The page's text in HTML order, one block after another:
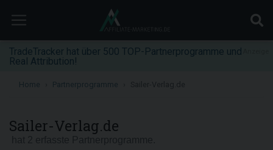
TradeTracker hat über 500 TOP-Partnerprogramme und
Real Attribution!
Home Partnerprogramme
Sailer-Verlag.de